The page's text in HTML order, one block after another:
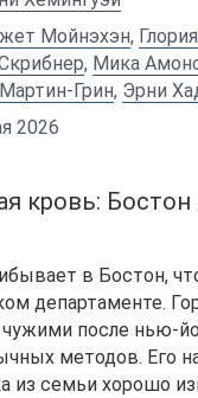
Мойнэхэн,
, Мика
Грин, Эрни
2026
кровь:
в Бостон,
департаменте.
чужими после нью-
методов. Его
из семьи хорошо